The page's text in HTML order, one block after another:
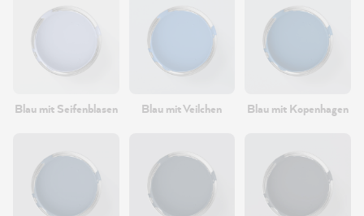
Blau mit Seifenblasen Blau mit Veilchen Blau mit Kopenhagen